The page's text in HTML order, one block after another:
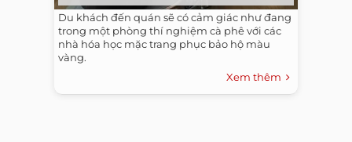
Du khách đến quán sẽ có cảm giác như đang
trong một phòng thí nghiệm cà phê với các
nhà hóa học mặc trang phục bảo hộ màu
vàng.
Xem thêm